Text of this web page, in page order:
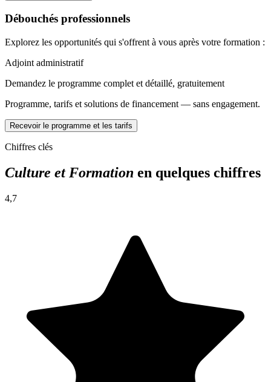
Débouchés professionnels
Explorez les opportunités qui s'offrent à vous après votre formation :
Adjoint administratif
Demandez le programme complet et détaillé, gratuitement
Programme, tarifs et solutions de financement — sans engagement.
Recevoir le programme et les tarifs
Chiffres clés
Culture et Formation en quelques chiffres
4,7